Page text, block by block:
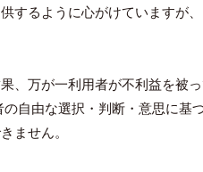
するように心がけていますが
、万が一利用者が不利益を被
自由な選択・判断・意思に
ません。